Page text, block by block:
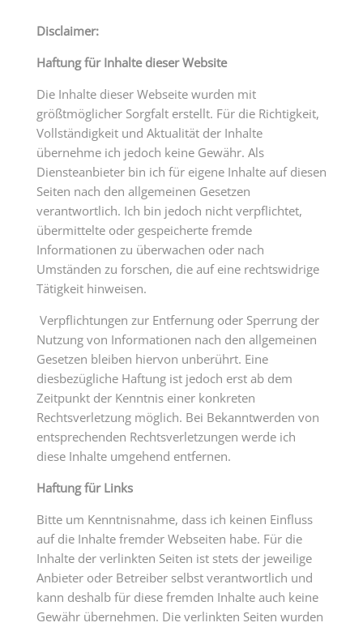
Disclaimer:
Haftung für Inhalte dieser Website
Die Inhalte dieser Webseite wurden mit
größtmöglicher Sorgfalt erstellt. Für die Richtigkeit,
Vollständigkeit und Aktualität der Inhalte
übernehme ich jedoch keine Gewähr. Als
Diensteanbieter bin ich für eigene Inhalte auf diesen
Seiten nach den allgemeinen Gesetzen
verantwortlich. Ich bin jedoch nicht verpflichtet,
übermittelte oder gespeicherte fremde
Informationen zu überwachen oder nach
Umständen zu forschen, die auf eine rechtswidrige
Tätigkeit hinweisen.
Verpflichtungen zur Entfernung oder Sperrung der
Nutzung von Informationen nach den allgemeinen
Gesetzen bleiben hiervon unberührt. Eine
diesbezügliche Haftung ist jedoch erst ab dem
Zeitpunkt der Kenntnis einer konkreten
Rechtsverletzung möglich. Bei Bekanntwerden von
entsprechenden Rechtsverletzungen werde ich
diese Inhalte umgehend entfernen.
Haftung für Links
Bitte um Kenntnisnahme, dass ich keinen Einfluss
auf die Inhalte fremder Webseiten habe. Für die
Inhalte der verlinkten Seiten ist stets der jeweilige
Anbieter oder Betreiber selbst verantwortlich und
kann deshalb für diese fremden Inhalte auch keine
Gewähr übernehmen. Die verlinkten Seiten wurden